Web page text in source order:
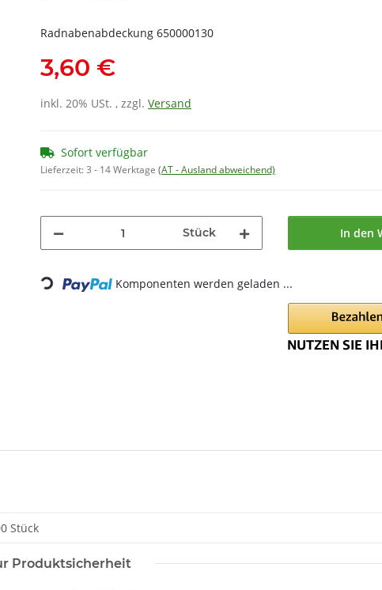
Radnabenabdeckung 650000130
3,60 €
inkl. 20% USt. , zzgl. Versand
Sofort verfügbar
Lieferzeit:3 - 14 Werktage (AT - Ausland abweichend)
Stück In den
Loading... Komponenten werden geladen ...
Stück
Produktsicherheit